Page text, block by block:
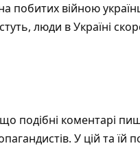
побитих війною
люди в Україні
подібні коментарі
У цій та їй